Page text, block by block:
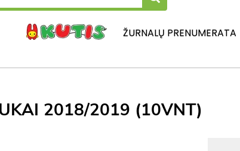
ŽURNALŲ PRENUMERATA
2018/2019 (10VNT)